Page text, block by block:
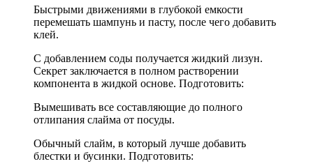
Быстрыми движениями в глубокой емкости
перемешать шампунь и пасту, после чего добавить
клей.
С добавлением соды получается жидкий лизун.
Секрет заключается в полном растворении
компонента в жидкой основе. Подготовить:
Вымешивать все составляющие до полного
отлипания слайма от посуды.
Обычный слайм, в который лучше добавить
блестки и бусинки. Подготовить: